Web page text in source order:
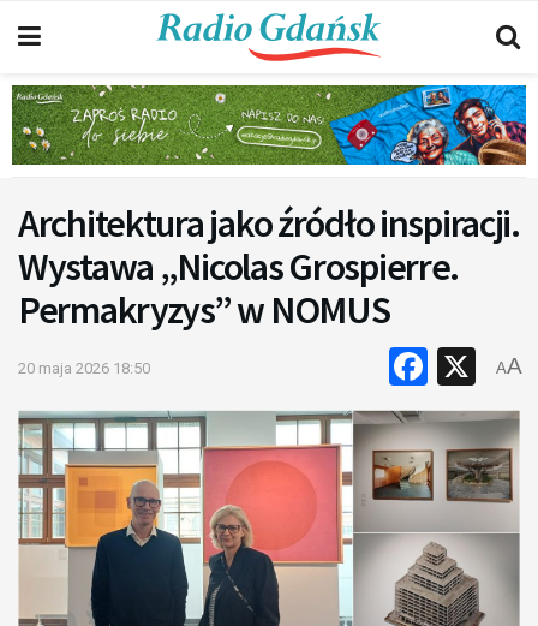
Architektura jako źródło inspiracji.
Wystawa „Nicolas Grospierre.
Permakryzys” w NOMUS
20 maja 2026 18:50 X
AA